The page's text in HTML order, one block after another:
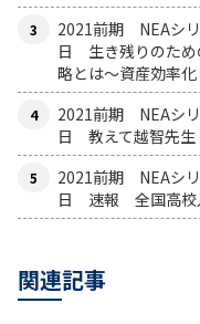
2021前期 NEAシ
日 生き残りのため
略とは〜資産効率化
2021前期 NEAシ
日 教えて越智先
2021前期 NEAシ
日 速報 全国高校
関連記事